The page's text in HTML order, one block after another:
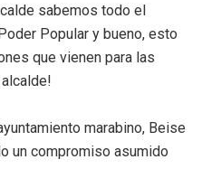
sabemos todo el
Popular y bueno, esto
que vienen para las
marabino, Beise
un compromiso asumido